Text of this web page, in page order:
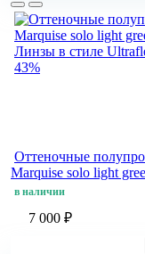
43%
Оттеночные
Marquise solo light
в наличии
7 000 ₽